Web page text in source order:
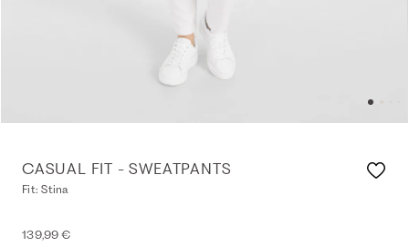
CASUAL FIT - SWEATPANTS
Fit: Stina
139,99 €